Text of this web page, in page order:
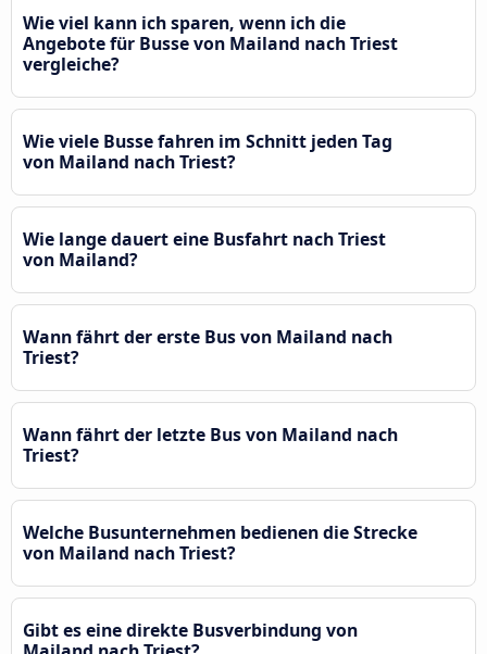
Wie viel kann ich sparen, wenn ich die
Angebote für Busse von Mailand nach Triest
vergleiche?
Wie viele Busse fahren im Schnitt jeden Tag
von Mailand nach Triest?
Wie lange dauert eine Busfahrt nach Triest
von Mailand?
Wann fährt der erste Bus von Mailand nach
Triest?
Wann fährt der letzte Bus von Mailand nach
Triest?
Welche Busunternehmen bedienen die Strecke
von Mailand nach Triest?
Gibt es eine direkte Busverbindung von